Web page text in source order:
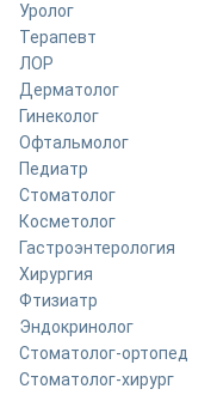
Уролог
Терапевт
ЛОР
Дерматолог
Гинеколог
Офтальмолог
Педиатр
Стоматолог
Косметолог
Гастроэнтерология
Хирургия
Фтизиатр
Эндокринолог
Стоматолог-ортопед
Стоматолог-хирург